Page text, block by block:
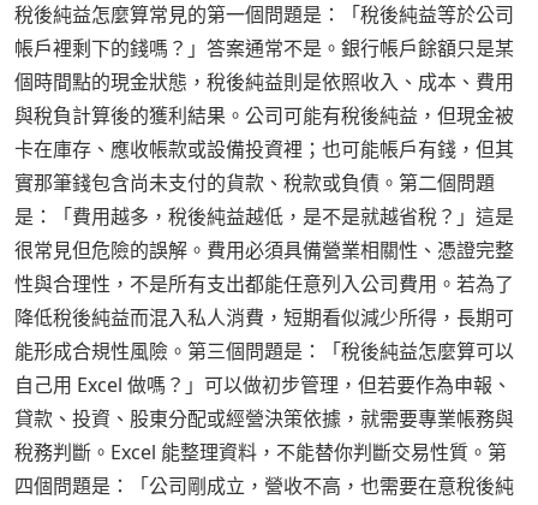
稅後純益怎麼算常見的第一個問題是：「稅後純益等於公司
帳戶裡剩下的錢嗎？」答案通常不是。銀行帳戶餘額只是某
個時間點的現金狀態，稅後純益則是依照收入、成本、費用
與稅負計算後的獲利結果。公司可能有稅後純益，但現金被
卡在庫存、應收帳款或設備投資裡；也可能帳戶有錢，但其
實那筆錢包含尚未支付的貨款、稅款或負債。第二個問題
是：「費用越多，稅後純益越低，是不是就越省稅？」這是
很常見但危險的誤解。費用必須具備營業相關性、憑證完整
性與合理性，不是所有支出都能任意列入公司費用。若為了
降低稅後純益而混入私人消費，短期看似減少所得，長期可
能形成合規性風險。第三個問題是：「稅後純益怎麼算可以
自己用 Excel 做嗎？」可以做初步管理，但若要作為申報、
貸款、投資、股東分配或經營決策依據，就需要專業帳務與
稅務判斷。Excel 能整理資料，不能替你判斷交易性質。第
四個問題是：「公司剛成立，營收不高，也需要在意稅後純